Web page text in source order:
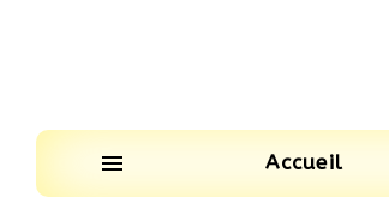
Accueil